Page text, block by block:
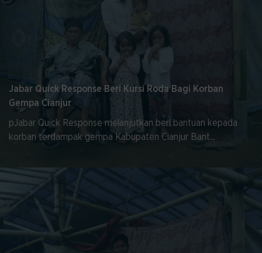
Jabar Quick Response Beri Kursi Roda Bagi Korban
Gempa Cianjur
pJabar Quick Response melanjutkan beri bantuan kepada
korban terdampak gempa Kabupaten Cianjur Bant...